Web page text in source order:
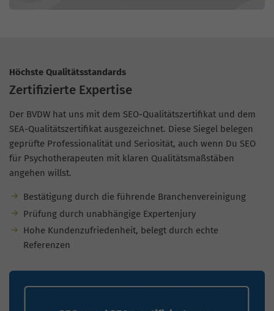
Höchste Qualitätsstandards
Zertifizierte Expertise
Der BVDW hat uns mit dem SEO-Qualitätszertifikat und dem
SEA-Qualitätszertifikat ausgezeichnet. Diese Siegel belegen
geprüfte Professionalität und Seriosität, auch wenn Du SEO
für Psychotherapeuten mit klaren Qualitätsmaßstäben
angehen willst.
Bestätigung durch die führende Branchenvereinigung
Prüfung durch unabhängige Expertenjury
Hohe Kundenzufriedenheit, belegt durch echte
Referenzen